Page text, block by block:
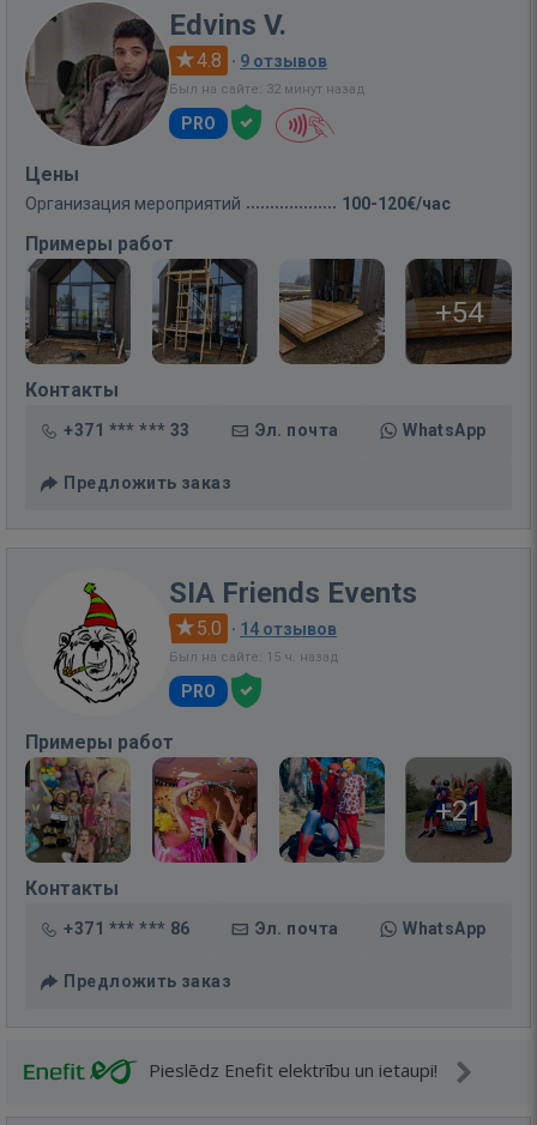
Edvins V.
4.8 · 9 отзывов
Был на сайте: 32 минут назад
PRO
Цены
Организация мероприятий 100-120€/час
Примеры работ
+54
Контакты
+371 *** *** 33 Эл. почта WhatsApp
Предложить заказ
SIA Friends Events
5.0 · 14 отзывов
Был на сайте: 15 ч. назад
PRO
Примеры работ
+21
Контакты
+371 *** *** 86 Эл. почта WhatsApp
Предложить заказ
Pieslēdz Enefit elektrību un ietaupi!